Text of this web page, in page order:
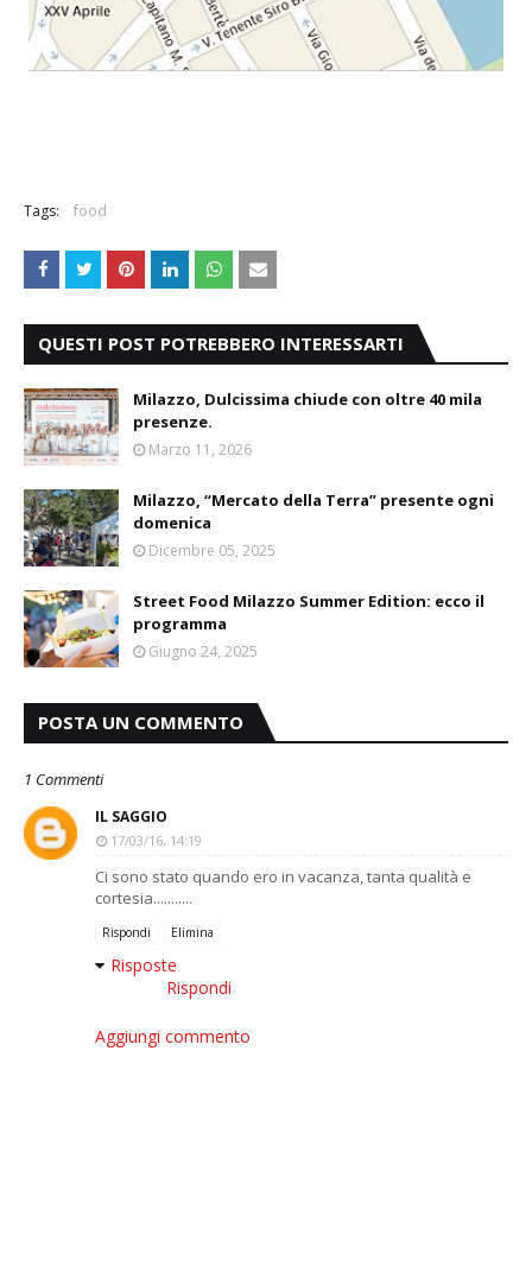
Tags: food
QUESTI POST POTREBBERO INTERESSARTI
Milazzo, Dulcissima chiude con oltre 40 mila
presenze.
Marzo 11, 2026
Milazzo, “Mercato della Terra” presente ogni
domenica
Dicembre 05, 2025
Street Food Milazzo Summer Edition: ecco il
programma
Giugno 24, 2025
POSTA UN COMMENTO
1 Commenti
IL SAGGIO
17/03/16, 14:19
Ci sono stato quando ero in vacanza, tanta qualità e
cortesia...........
Rispondi Elimina
Risposte
Rispondi
Aggiungi commento